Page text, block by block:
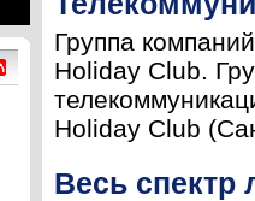
Группа
Holiday Club.
Holiday Club
Весь спектр